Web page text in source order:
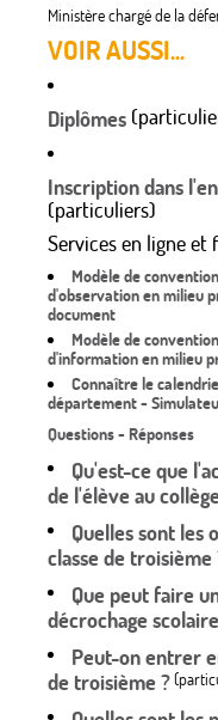
Ministère chargé de la
VOIR AUSSI...
Diplômes
Inscription dans
(particuliers)
Services en ligne et
Modèle de
d'observation en milieu
document
Modèle de
d'information en milieu
Connaître le
département -
Questions - Réponses
Qu'est-ce que
de l'élève au
Quelles sont les
classe de troisième
Que peut faire
décrochage
Peut-on entrer
de troisième ?